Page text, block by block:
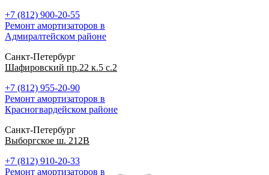
+7 (812) 900-20-55
Ремонт амортизаторов в
Адмиралтейском районе
Санкт-Петербург
Шафировский пр.22 к.5 с.2
+7 (812) 955-20-90
Ремонт амортизаторов в
Красногвардейском районе
Санкт-Петербург
Выборгское ш. 212В
+7 (812) 910-20-33
Ремонт амортизаторов в